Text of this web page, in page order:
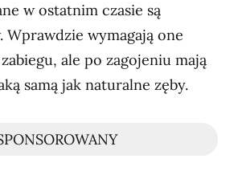
w ostatnim czasie są
Wprawdzie wymagają one
ale po zagojeniu mają
samą jak naturalne zęby.